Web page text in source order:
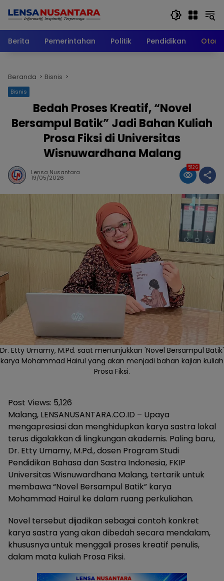
Berita
Pemerintahan Politik Pendidikan
Beranda Bisnis
Bisnis
Bedah Proses Kreatif, “Novel
Bersampul Batik” Jadi Bahan Kuliah
Prosa Fiksi di Universitas
Wisnuwardhana Malang
Lensa Nusantara
19/05/2026
5126
Dr. Etty Umamy, M.Pd. saat menunjukkan 'Novel Bersampul Batik'
karya Mohammad Hairul yang akan menjadi bahan kajian kuliah
Prosa Fiksi.
Post Views: 5,126
Malang, LENSANUSANTARA.CO.ID – Upaya
mengapresiasi dan menghidupkan karya sastra lokal
terus digalakkan di lingkungan akademis. Paling baru,
Dr. Etty Umamy, M.Pd., dosen Program Studi
Pendidikan Bahasa dan Sastra Indonesia, FKIP
Universitas Wisnuwardhana Malang, tertarik untuk
membawa “Novel Bersampul Batik” karya
Mohammad Hairul ke dalam ruang perkuliahan.
Novel tersebut dijadikan sebagai contoh konkret
karya sastra yang akan dibedah secara mendalam,
khususnya untuk menggali proses kreatif penulis,
dalam mata kuliah Prosa Fiksi.